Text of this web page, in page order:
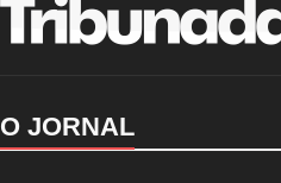
O JORNAL